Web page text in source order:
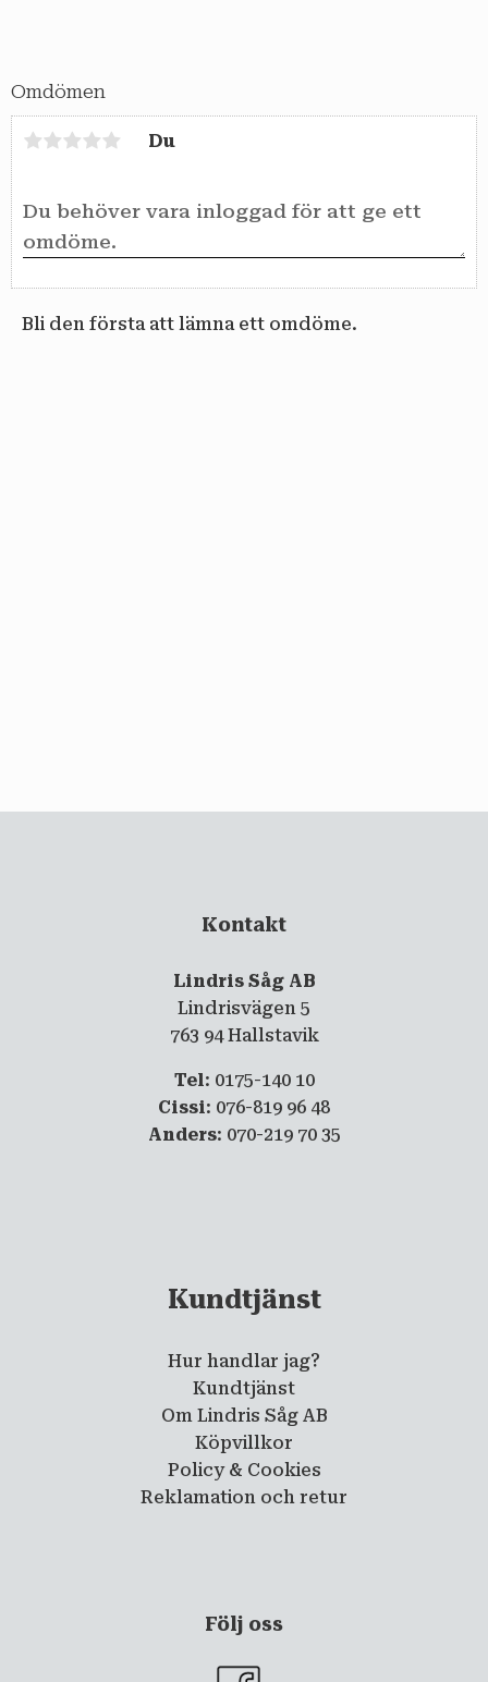
Omdömen
Du
Bli den första att lämna ett omdöme.
Kontakt
Lindris Såg AB
Lindrisvägen 5
763 94 Hallstavik
Tel: 0175-140 10
Cissi: 076-819 96 48
Anders: 070-219 70 35
Kundtjänst
Hur handlar jag?
Kundtjänst
Om Lindris Såg AB
Köpvillkor
Policy & Cookies
Reklamation och retur
Följ oss